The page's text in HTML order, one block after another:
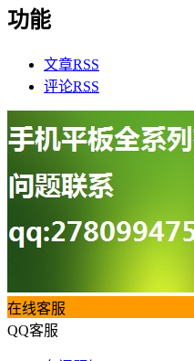
功能
文章RSS
评论RSS
在线客服
QQ客服